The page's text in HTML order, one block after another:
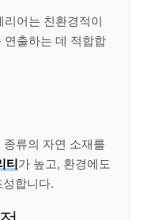
어는 친환경적이
연출하는 데 적합합
류의 자연 소재를
티가 높고, 환경에도
합니다.